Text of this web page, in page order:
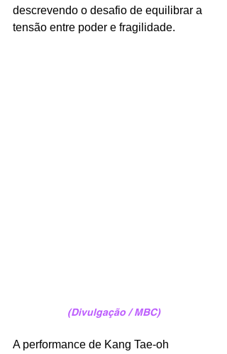
descrevendo o desafio de equilibrar a
tensão entre poder e fragilidade.
(Divulgação / MBC)
A performance de Kang Tae-oh